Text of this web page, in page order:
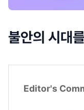
불안의 시대
Editor's